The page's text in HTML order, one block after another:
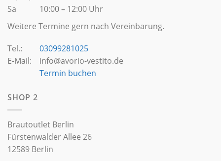
Sa
10:00 – 12:00 Uhr
Weitere Termine gern nach Vereinbarung.
Tel.:
E-Mail:
03099281025
info@avorio-vestito.de
Termin buchen
SHOP 2
Brautoutlet Berlin
Fürstenwalder Allee 26
12589 Berlin